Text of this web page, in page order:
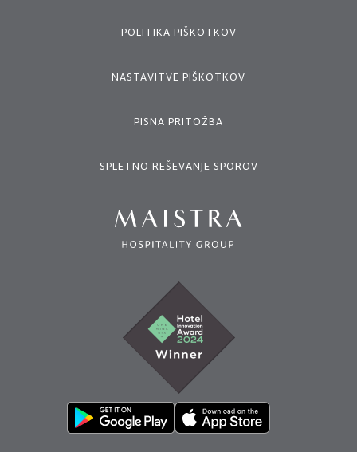
POLITIKA PIŠKOTKOV
NASTAVITVE PIŠKOTKOV
PISNA PRITOŽBA
SPLETNO REŠEVANJE SPOROV